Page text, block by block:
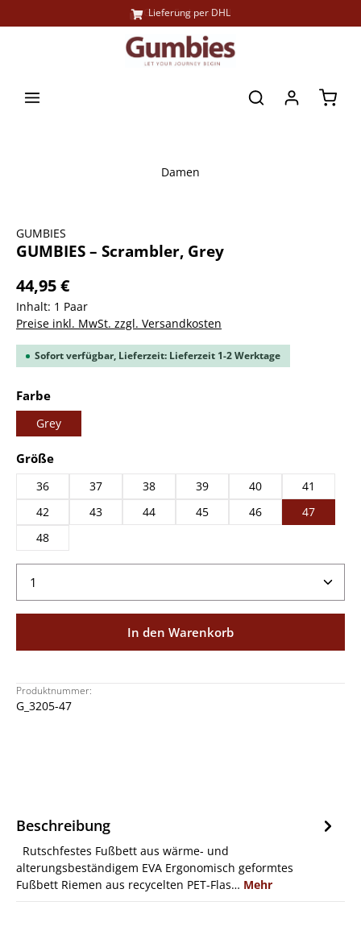
Große Farbauswahl
Lieferung per DHL
Damen
GUMBIES
GUMBIES – Scrambler, Grey
44,95 €
Inhalt: 1 Paar
Preise inkl. MwSt. zzgl. Versandkosten
Sofort verfügbar, Lieferzeit: Lieferzeit 1-2 Werktage
Farbeauswählen
Grey
Größeauswählen
36 37 38 39 40
41
42
43 44 45 46
47
48
Produkt Anzahl: Gib den gewünschten Wert ein
In den Warenkorb
Produktnummer:
G_3205-47
Beschreibung
Rutschfestes Fußbett aus wärme- und
alterungsbeständigem EVA Ergonomisch geformtes
Fußbett Riemen aus recycelten PET-Flas… Mehr